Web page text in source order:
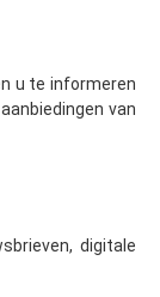
u te informeren
van
digitale